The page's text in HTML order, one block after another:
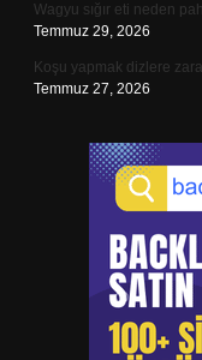
Wagyu sığır eti neden
Temmuz 29, 2026
Koşu yapmak dizlere
Temmuz 27, 2026